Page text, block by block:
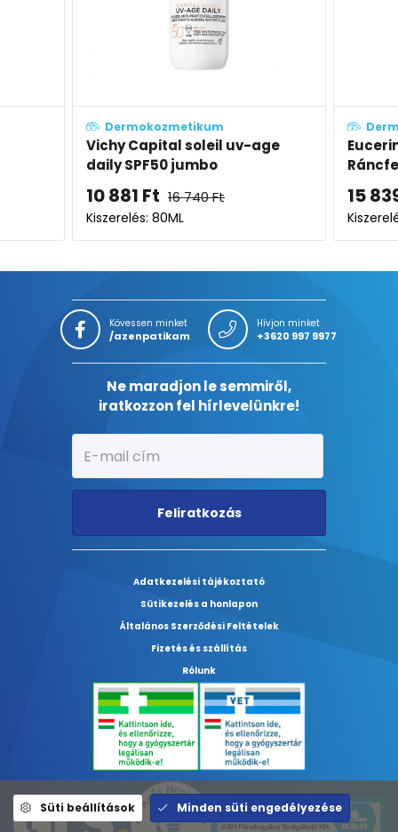
Dermokozmetikum
Eucerin Hyaluron-Filler
Ráncfeltöltő nappali arckrém
SPF30
15 839Ft
Kiszerelés: 50ML
Kövessen minket
/azenpatikam
Hívjon minket
+3620 997 9977
Ne maradjon le semmiről,
iratkozzon fel hírlevelünkre!
Feliratkozás
Adatkezelési tájékoztató
Sütikezelés a honlapon
Általános Szerződési Feltételek
Fizetés és szállítás
Rólunk
Süti beállítások Minden süti engedélyezése